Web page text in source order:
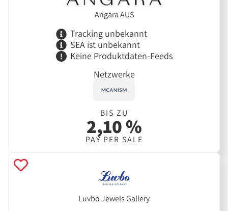
Angara AUS
Tracking unbekannt
SEA ist unbekannt
Keine Produktdaten-Feeds
Netzwerke
BIS ZU
2,10 %
PAY PER SALE
Luvbo Jewels Gallery